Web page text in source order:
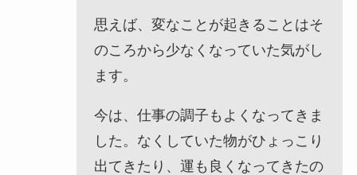
思えば、変なことが起きることはそ
のころから少なくなっていた気がし
ます。
今は、仕事の調子もよくなってきま
した。なくしていた物がひょっこり
出てきたり、運も良くなってきたの